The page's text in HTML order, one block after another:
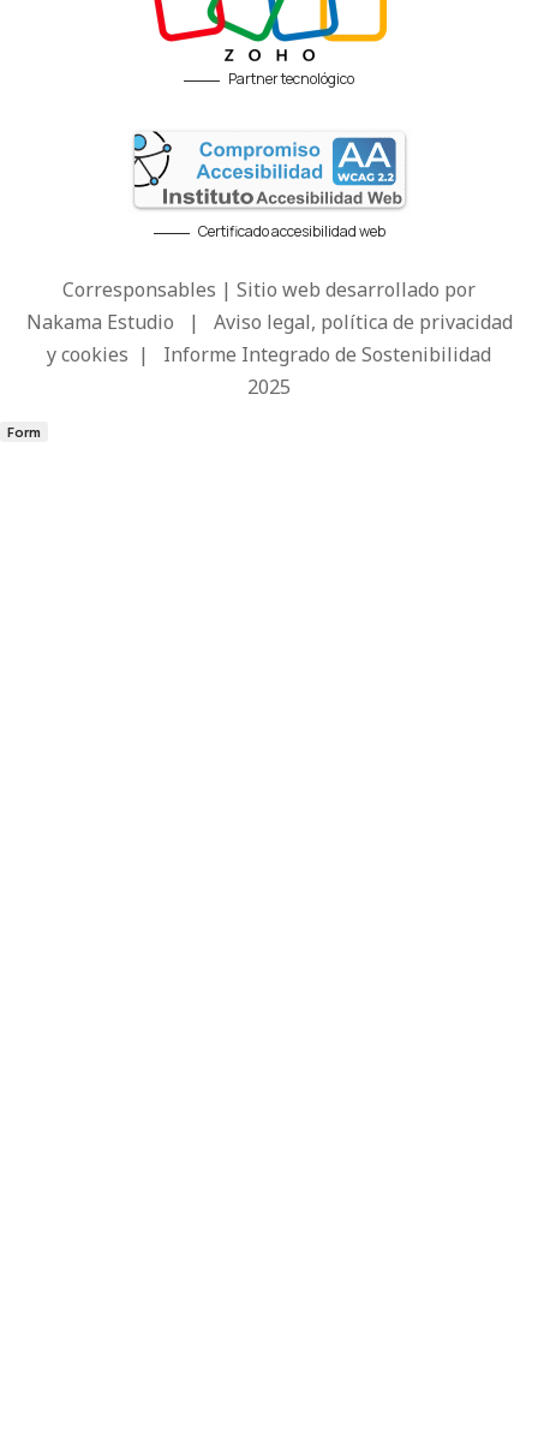
Partner tecnológico
Certificado accesibilidad web
Corresponsables | Sitio web desarrollado por
Nakama Estudio | Aviso legal, política de privacidad
y cookies | Informe Integrado de Sostenibilidad
2025
Form